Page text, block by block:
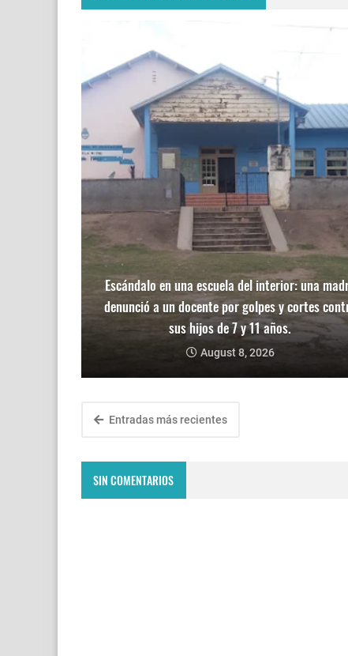
Escándalo en una escuela del interior: una
denunció a un docente por golpes y cortes
sus hijos de 7 y 11 años.
August 8, 2026
Entradas más recientes
SIN COMENTARIOS